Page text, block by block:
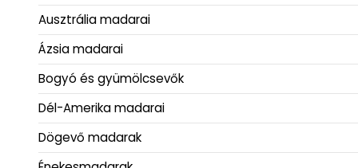
Ausztrália madarai
Ázsia madarai
Bogyó és gyümölcsevők
Dél-Amerika madarai
Dögevő madarak